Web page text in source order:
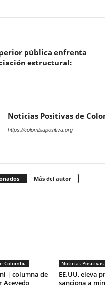
pública enfrenta
estructural:
Noticias Positivas de
https://colombiapositiva.org
Más del autor
Colombia
| columna de
Acevedo
Noticias Positivas
EE.UU. eleva
sanciona a